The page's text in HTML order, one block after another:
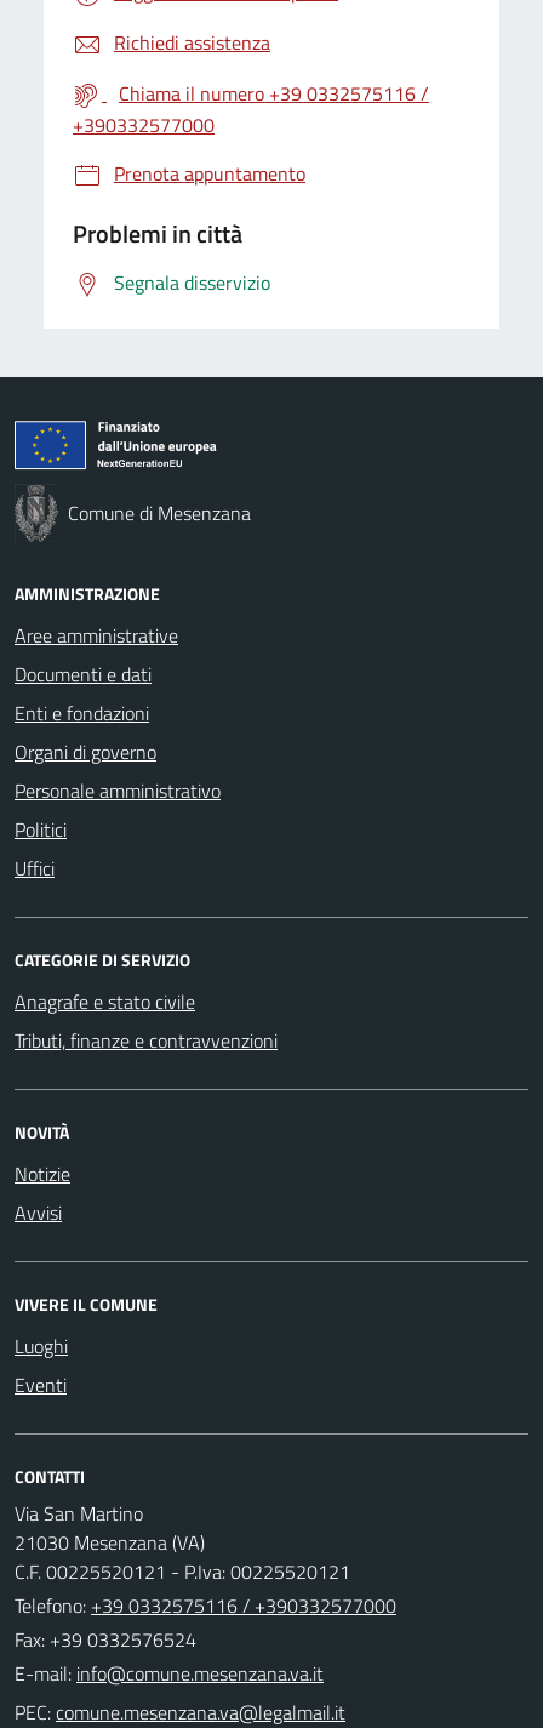
Richiedi assistenza
Chiama il numero +39 0332575116 /
+390332577000
Prenota appuntamento
Problemi in città
Segnala disservizio
Comune di Mesenzana
AMMINISTRAZIONE
Aree amministrative
Documenti e dati
Enti e fondazioni
Organi di governo
Personale amministrativo
Politici
Uffici
CATEGORIE DI SERVIZIO
Anagrafe e stato civile
Tributi, finanze e contravvenzioni
NOVITÀ
Notizie
Avvisi
VIVERE IL COMUNE
Luoghi
Eventi
CONTATTI
Via San Martino
21030 Mesenzana (VA)
C.F. 00225520121 - P.Iva: 00225520121
Telefono: +39 0332575116 / +390332577000
Fax: +39 0332576524
E-mail:
PEC: